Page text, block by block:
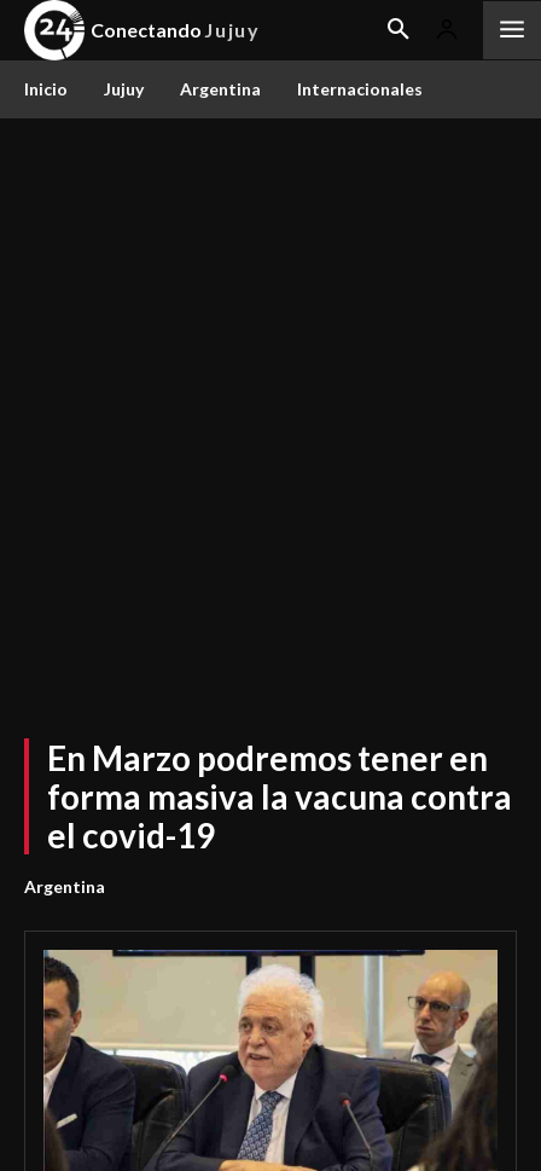
Conectando Jujuy
Inicio Jujuy Argentina Internacionales
En Marzo podremos tener en
forma masiva la vacuna contra
el covid-19
Argentina